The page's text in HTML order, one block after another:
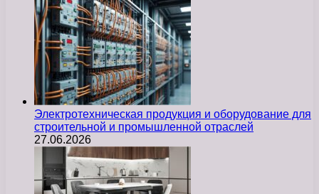
Электротехническая продукция и оборудование для
строительной и промышленной отраслей
27.06.2026